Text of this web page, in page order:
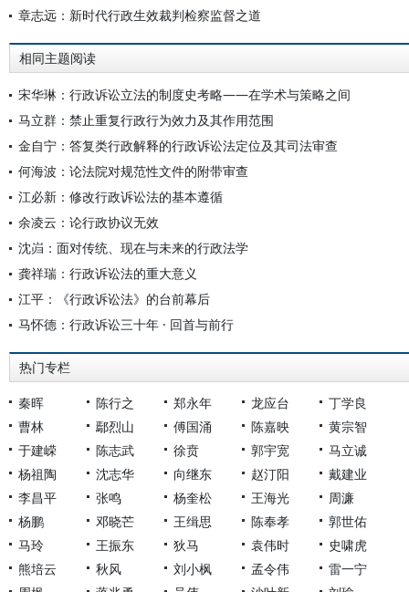
章志远：新时代行政生效裁判检察监督之道
相同主题阅读
宋华琳：行政诉讼立法的制度史考略——在学术与策略之间
马立群：禁止重复行政行为效力及其作用范围
金自宁：答复类行政解释的行政诉讼法定位及其司法审查
何海波：论法院对规范性文件的附带审查
江必新：修改行政诉讼法的基本遵循
余凌云：论行政协议无效
沈岿：面对传统、现在与未来的行政法学
龚祥瑞：行政诉讼法的重大意义
江平：《行政诉讼法》的台前幕后
马怀德：行政诉讼三十年 · 回首与前行
热门专栏
秦晖 陈行之 郑永年 龙应台
丁学良
曹林
鄢烈山 傅国涌 陈嘉映
黄宗智
于建嵘
陈志武 徐贲 郭宇宽
马立诚
杨祖陶
沈志华 向继东 赵汀阳
戴建业
李昌平
张鸣 杨奎松 王海光
周濂
杨鹏
邓晓芒 王缉思 陈奉孝
郭世佑
马玲
王振东 狄马 袁伟时
史啸虎
熊培云
秋风 刘小枫 孟令伟
雷一宁